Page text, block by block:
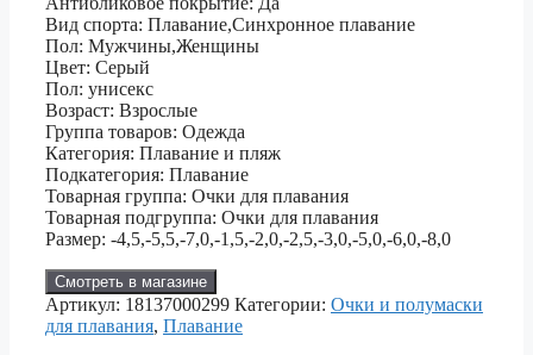
Вид спорта: Плавание,Синхронное плавание
Пол: Мужчины,Женщины
Цвет: Серый
Пол: унисекс
Возраст: Взрослые
Группа товаров: Одежда
Категория: Плавание и пляж
Подкатегория: Плавание
Товарная группа: Очки для плавания
Товарная подгруппа: Очки для плавания
Размер: -4,5,-5,5,-7,0,-1,5,-2,0,-2,5,-3,0,-5,0,-6,0,-8,0
Смотреть в магазине
Артикул: 18137000299 Категории: Очки и полумаски
для плавания, Плавание